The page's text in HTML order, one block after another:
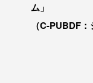
ム」
（C-PUBDF